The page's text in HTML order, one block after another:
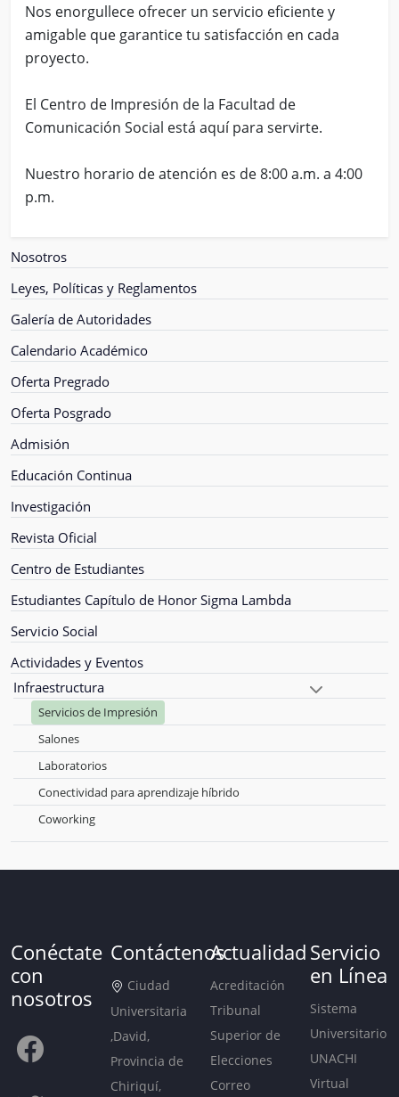
Nosotros
Leyes, Políticas y Reglamentos
Galería de Autoridades
Calendario Académico
Oferta Pregrado
Oferta Posgrado
Admisión
Educación Continua
Investigación
Revista Oficial
Centro de Estudiantes
Estudiantes Capítulo de Honor Sigma Lambda
Servicio Social
Actividades y Eventos
Infraestructura
Servicios de Impresión
Salones
Laboratorios
Conectividad para aprendizaje híbrido
Coworking
Nos enorgullece ofrecer un servicio eficiente y
amigable que garantice tu satisfacción en cada
proyecto.
El Centro de Impresión de la Facultad de
Comunicación Social está aquí para servirte.
Nuestro horario de atención es de 8:00 a.m. a 4:00
p.m.
Conéctate
con
nosotros
Contáctenos
Ciudad
Universitaria
,David,
Provincia de
Chiriquí,
Actualidad
Acreditación
Tribunal
Superior de
Elecciones
Correo
Servicio
en Línea
Sistema
Universitario
UNACHI
Virtual